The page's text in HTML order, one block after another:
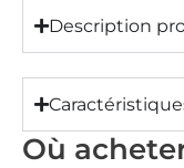
Description
Où